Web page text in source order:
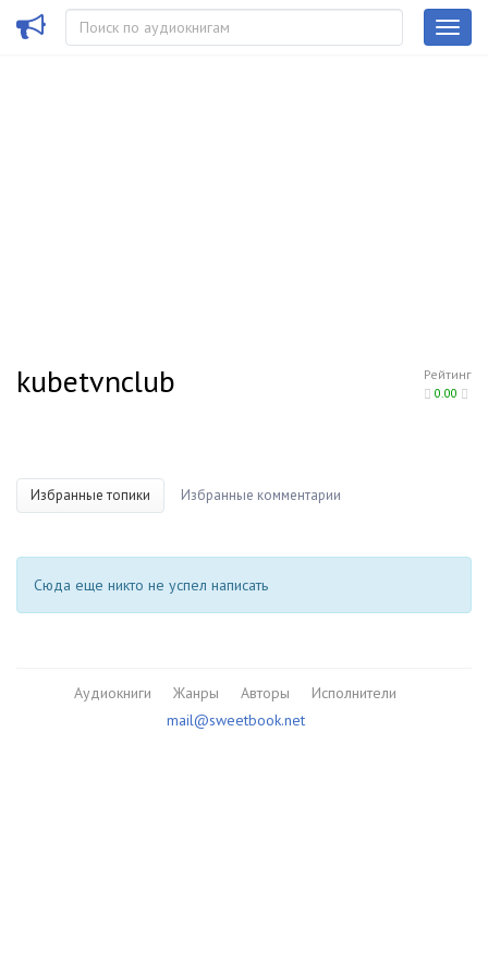
Рейтинг
0.00
kubetvnclub
Избранные топики Избранные комментарии
Сюда еще никто не успел написать
Аудиокниги Жанры Авторы
Исполнители
mail@sweetbook.net